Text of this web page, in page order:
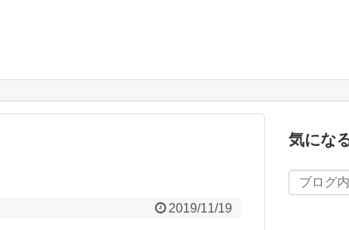
2019/11/19
気にな